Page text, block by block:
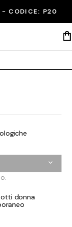
- CODICE: P20
donna